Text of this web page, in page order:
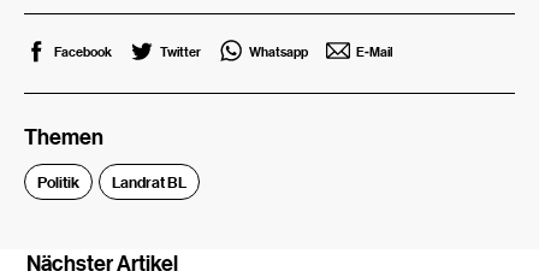
Facebook Twitter Whatsapp E-Mail
Themen
Politik Landrat BL
Nächster Artikel